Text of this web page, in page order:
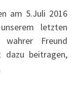
am 5.Juli 2016
letzten
Freund
dazu beitragen,